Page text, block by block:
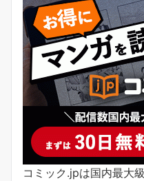
コミック.jpは国内最大